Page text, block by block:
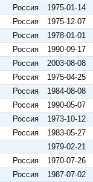
Россия
1975-01-14
Россия
1975-12-07
Россия
1978-01-01
Россия
1990-09-17
Россия
2003-08-08
Россия
1975-04-25
Россия
1984-08-08
Россия
1990-05-07
Россия
1973-10-12
Россия
1983-05-27
1979-02-21
Россия
1970-07-26
Россия
1987-07-02